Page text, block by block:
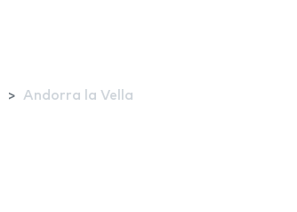
Andorra la Vella